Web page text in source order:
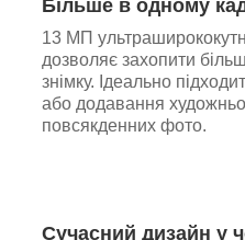
Більше в одному
13 МП
дозволяє захопити
знімку. Ідеально
або додавання
повсякденних фото.
Сучасний дизайн у